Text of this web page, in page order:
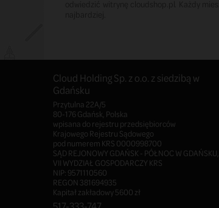
Cloud Holding Sp. z o.o. z siedzibą w
Gdańsku
Przytulna 22A/5
80-176 Gdańsk, Polska
wpisana do rejestru przedsiębiorców
Krajowego Rejestru Sądowego
pod numerem KRS 0000998700
SĄD REJONOWY GDAŃSK - PÓŁNOC W GDAŃSKU,
VII WYDZIAŁ GOSPODARCZY KRS
NIP: 9571110560
REGON 381694935
Kapitał zakładowy 5600 zł